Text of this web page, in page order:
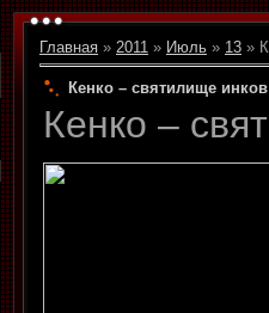
Главная » 2011 » Июль » 13 »
Кенко – святилище инков
Кенко –